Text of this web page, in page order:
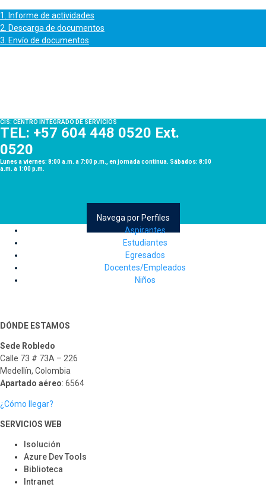
1. Informe de actividades
2. Descarga de documentos
3. Envío de documentos
CIS: CENTRO INTEGRADO DE SERVICIOS
TEL: +57 604 448 0520 Ext.
0520
Lunes a viernes: 8:00 a.m. a 7:00 p.m., en jornada continua. Sábados: 8:00
a.m. a 1:00 p.m.
Navega por Perfiles
Aspirantes
Estudiantes
Egresados
Docentes/Empleados
Niños
DÓNDE ESTAMOS
Sede Robledo
Calle 73 # 73A – 226
Medellín, Colombia
Apartado aéreo: 6564
¿Cómo llegar?
SERVICIOS WEB
Isolución
Azure Dev Tools
Biblioteca
Intranet